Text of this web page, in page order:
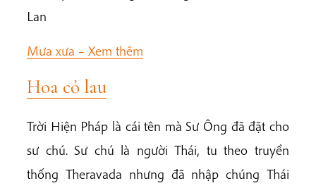
Lan
Mưa xưa – Xem thêm
Hoa cỏ lau
Trời Hiện Pháp là cái tên mà Sư Ông đã đặt cho
sư chú. Sư chú là người Thái, tu theo truyền
thống Theravada nhưng đã nhập chúng Thái